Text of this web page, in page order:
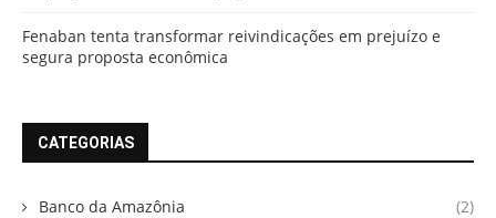
Fenaban tenta transformar reivindicações em prejuízo e
segura proposta econômica
CATEGORIAS
Banco da Amazônia (2)